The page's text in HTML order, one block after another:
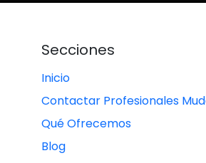
Secciones
Inicio
Contactar Profesionales
Qué Ofrecemos
Blog